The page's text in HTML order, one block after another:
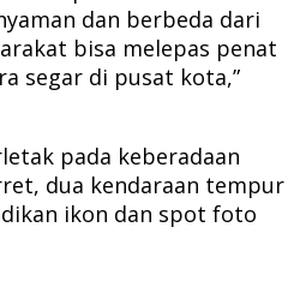
dan berbeda dari
bisa melepas penat
segar di pusat kota,”
pada keberadaan
dua kendaraan tempur
ikon dan spot foto